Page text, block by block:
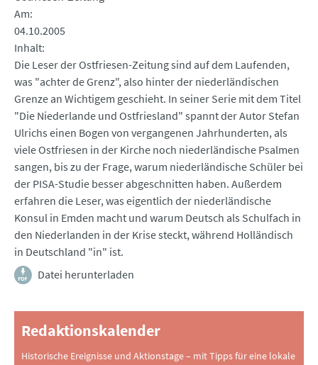
Am
04.10.2005
Inhalt
Die Leser der Ostfriesen-Zeitung sind auf dem Laufenden,
was "achter de Grenz", also hinter der niederländischen
Grenze an Wichtigem geschieht. In seiner Serie mit dem Titel
"Die Niederlande und Ostfriesland" spannt der Autor Stefan
Ulrichs einen Bogen von vergangenen Jahrhunderten, als
viele Ostfriesen in der Kirche noch niederländische Psalmen
sangen, bis zu der Frage, warum niederländische Schüler bei
der PISA-Studie besser abgeschnitten haben. Außerdem
erfahren die Leser, was eigentlich der niederländische
Konsul in Emden macht und warum Deutsch als Schulfach in
den Niederlanden in der Krise steckt, während Holländisch
in Deutschland "in" ist.
Datei herunterladen
Redaktionskalender
Historische Ereignisse und Aktionstage – mit Tipps für eine lokale